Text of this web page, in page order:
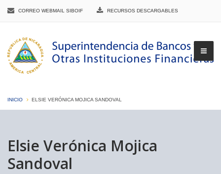
CORREO WEBMAIL SIBOIF RECURSOS DESCARGABLES
INICIO ELSIE VERÓNICA MOJICA SANDOVAL
Elsie Verónica Mojica
Sandoval